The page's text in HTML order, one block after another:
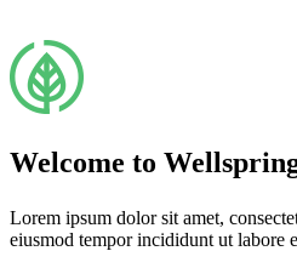
Welcome to
Lorem ipsum dolor sit amet,
eiusmod tempor incididunt ut labore